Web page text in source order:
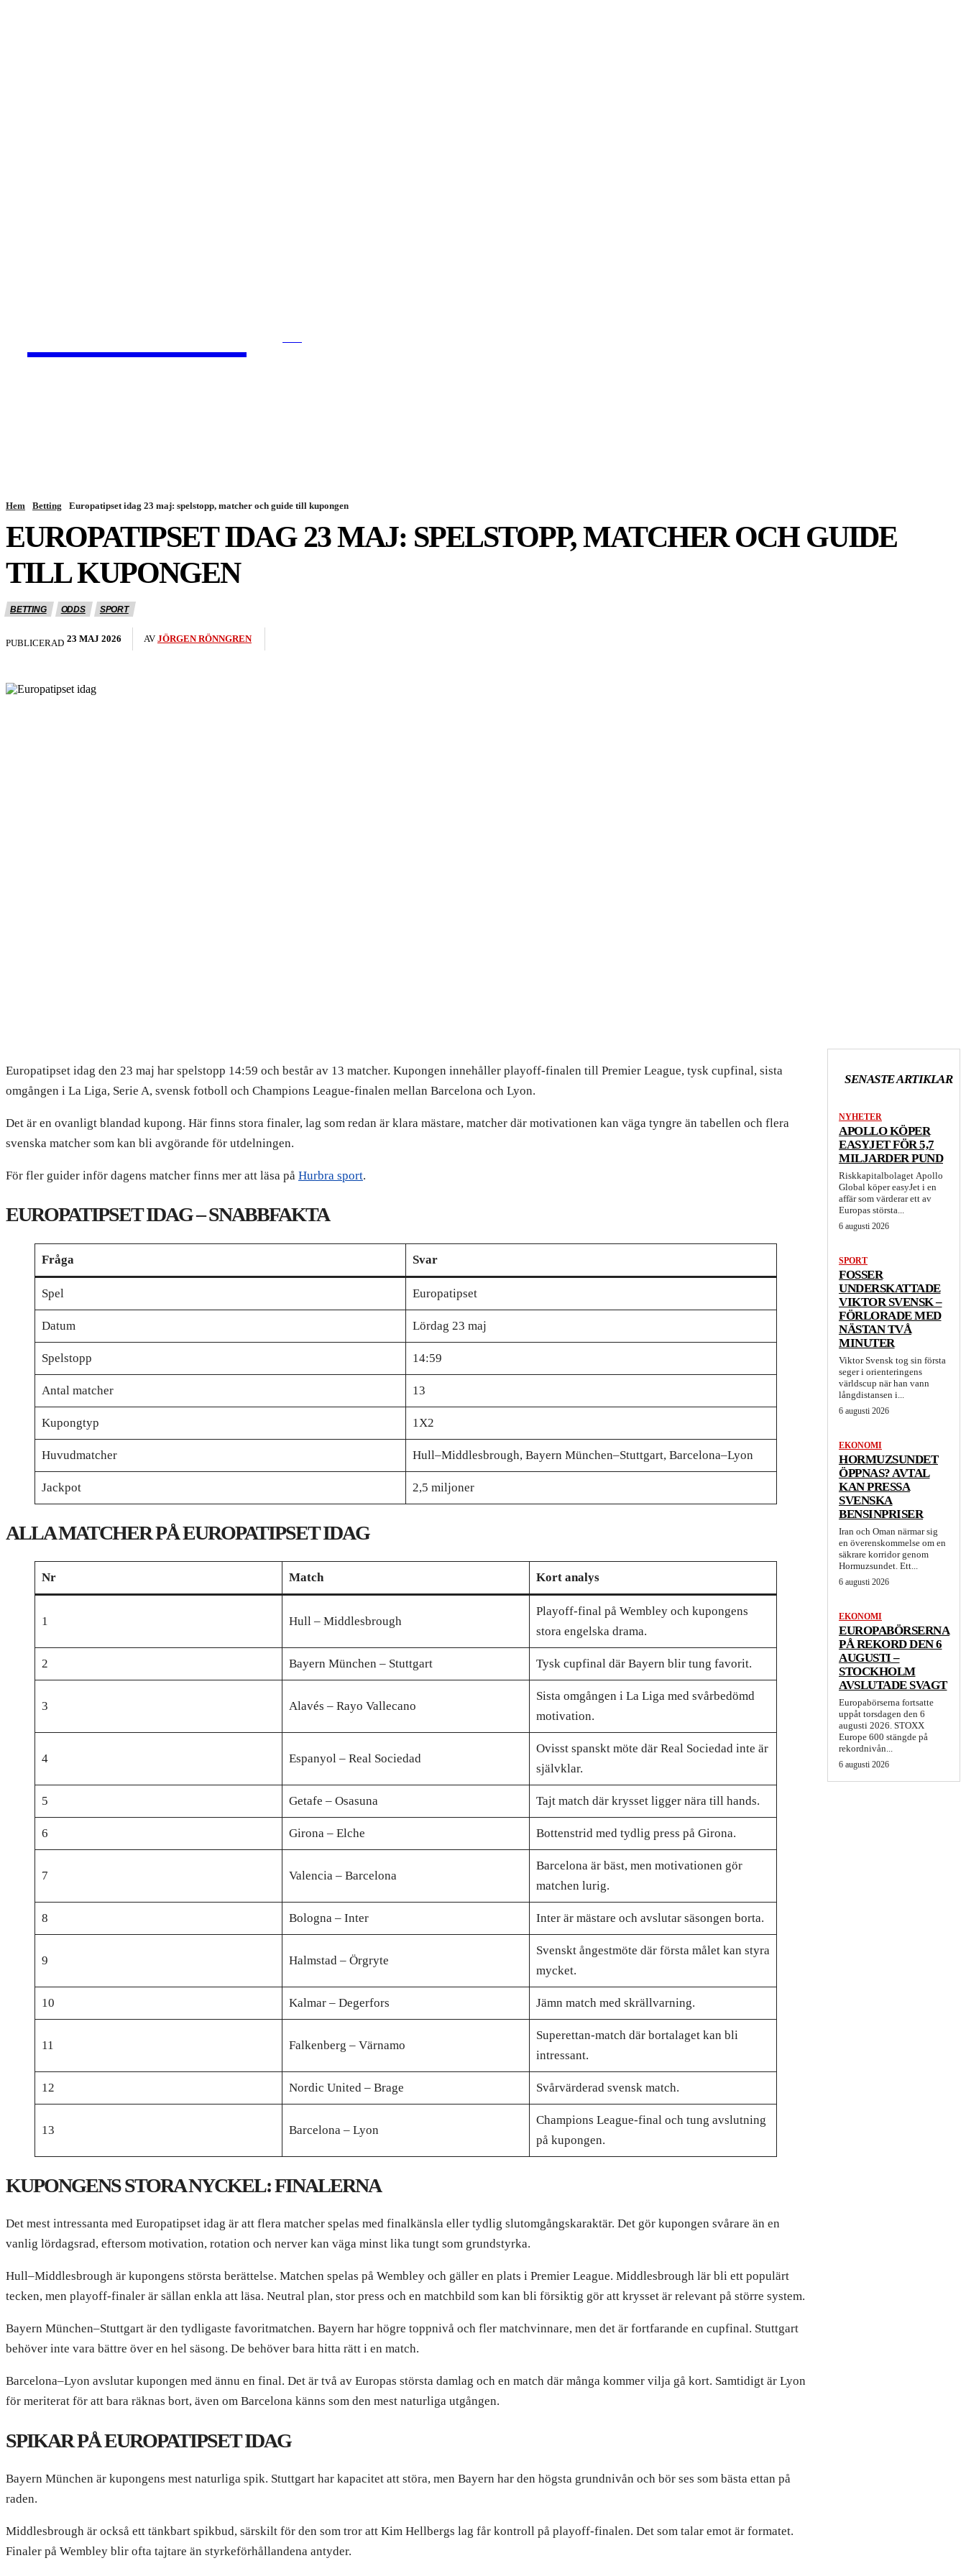
Hem Betting Europatipset idag 23 maj: spelstopp, matcher och guide till kupongen
EUROPATIPSET IDAG 23 MAJ: SPELSTOPP, MATCHER OCH GUIDE
TILL KUPONGEN
BETTING ODDS SPORT
PUBLICERAD 23 MAJ 2026 AV JÖRGEN RÖNNGREN
Europatipset idag den 23 maj har spelstopp 14:59 och består av 13 matcher. Kupongen innehåller playoff-finalen till Premier League, tysk cupfinal, sista
omgången i La Liga, Serie A, svensk fotboll och Champions League-finalen mellan Barcelona och Lyon.
Det är en ovanligt blandad kupong. Här finns stora finaler, lag som redan är klara mästare, matcher där motivationen kan väga tyngre än tabellen och flera
svenska matcher som kan bli avgörande för utdelningen.
För fler guider inför dagens matcher finns mer att läsa på Hurbra sport.
EUROPATIPSET IDAG – SNABBFAKTA
Fråga Svar
Spel Europatipset
Datum Lördag 23 maj
Spelstopp 14:59
Antal matcher 13
Kupongtyp 1X2
Huvudmatcher Hull–Middlesbrough, Bayern München–Stuttgart, Barcelona–Lyon
Jackpot 2,5 miljoner
ALLA MATCHER PÅ EUROPATIPSET IDAG
Nr Match Kort analys
1 Hull – Middlesbrough
Playoff-final på Wembley och kupongens
stora engelska drama.
2 Bayern München – Stuttgart Tysk cupfinal där Bayern blir tung favorit.
3 Alavés – Rayo Vallecano
Sista omgången i La Liga med svårbedömd
motivation.
4 Espanyol – Real Sociedad
Ovisst spanskt möte där Real Sociedad inte är
självklar.
5 Getafe – Osasuna Tajt match där krysset ligger nära till hands.
6 Girona – Elche Bottenstrid med tydlig press på Girona.
7 Valencia – Barcelona
Barcelona är bäst, men motivationen gör
matchen lurig.
8 Bologna – Inter Inter är mästare och avslutar säsongen borta.
9 Halmstad – Örgryte
Svenskt ångestmöte där första målet kan styra
mycket.
10 Kalmar – Degerfors Jämn match med skrällvarning.
11 Falkenberg – Värnamo
Superettan-match där bortalaget kan bli
intressant.
12 Nordic United – Brage Svårvärderad svensk match.
13 Barcelona – Lyon
Champions League-final och tung avslutning
på kupongen.
KUPONGENS STORA NYCKEL: FINALERNA
Det mest intressanta med Europatipset idag är att flera matcher spelas med finalkänsla eller tydlig slutomgångskaraktär. Det gör kupongen svårare än en
vanlig lördagsrad, eftersom motivation, rotation och nerver kan väga minst lika tungt som grundstyrka.
Hull–Middlesbrough är kupongens största berättelse. Matchen spelas på Wembley och gäller en plats i Premier League. Middlesbrough lär bli ett populärt
tecken, men playoff-finaler är sällan enkla att läsa. Neutral plan, stor press och en matchbild som kan bli försiktig gör att krysset är relevant på större system.
Bayern München–Stuttgart är den tydligaste favoritmatchen. Bayern har högre toppnivå och fler matchvinnare, men det är fortfarande en cupfinal. Stuttgart
behöver inte vara bättre över en hel säsong. De behöver bara hitta rätt i en match.
Barcelona–Lyon avslutar kupongen med ännu en final. Det är två av Europas största damlag och en match där många kommer vilja gå kort. Samtidigt är Lyon
för meriterat för att bara räknas bort, även om Barcelona känns som den mest naturliga utgången.
SPIKAR PÅ EUROPATIPSET IDAG
Bayern München är kupongens mest naturliga spik. Stuttgart har kapacitet att störa, men Bayern har den högsta grundnivån och bör ses som bästa ettan på
raden.
Middlesbrough är också ett tänkbart spikbud, särskilt för den som tror att Kim Hellbergs lag får kontroll på playoff-finalen. Det som talar emot är formatet.
Finaler på Wembley blir ofta tajtare än styrkeförhållandena antyder.
SENASTE ARTIKLAR
NYHETER
APOLLO KÖPER
EASYJET FÖR 5,7
MILJARDER PUND
Riskkapitalbolaget Apollo
Global köper easyJet i en
affär som värderar ett av
Europas största...
6 augusti 2026
SPORT
FOSSER
UNDERSKATTADE
VIKTOR SVENSK –
FÖRLORADE MED
NÄSTAN TVÅ
MINUTER
Viktor Svensk tog sin första
seger i orienteringens
världscup när han vann
långdistansen i...
6 augusti 2026
EKONOMI
HORMUZSUNDET
ÖPPNAS? AVTAL
KAN PRESSA
SVENSKA
BENSINPRISER
Iran och Oman närmar sig
en överenskommelse om en
säkrare korridor genom
Hormuzsundet. Ett...
6 augusti 2026
EKONOMI
EUROPABÖRSERNA
PÅ REKORD DEN 6
AUGUSTI –
STOCKHOLM
AVSLUTADE SVAGT
Europabörserna fortsatte
uppåt torsdagen den 6
augusti 2026. STOXX
Europe 600 stängde på
rekordnivån...
6 augusti 2026